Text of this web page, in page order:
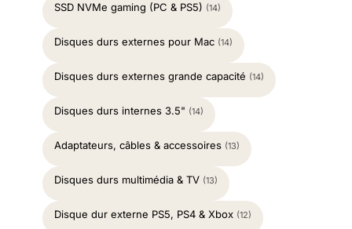
SSD NVMe gaming (PC & PS5) (14)
Disques durs externes pour Mac (14)
Disques durs externes grande capacité (14)
Disques durs internes 3.5" (14)
Adaptateurs, câbles & accessoires (13)
Disques durs multimédia & TV (13)
Disque dur externe PS5, PS4 & Xbox (12)